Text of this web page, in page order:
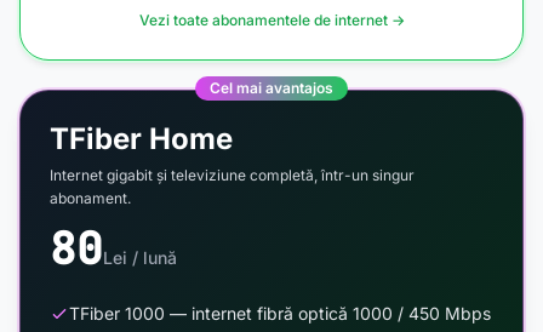
Vezi toate abonamentele de internet →
Cel mai avantajos
TFiber Home
Internet gigabit și televiziune completă, într-un singur
abonament.
80Lei / lună
TFiber 1000 — internet fibră optică 1000 / 450 Mbps